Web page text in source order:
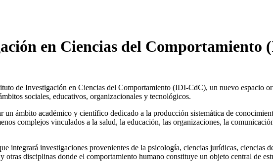
en Ciencias del Comportamiento
de Investigación en Ciencias del Comportamiento (IDI-CdC), un nuevo espacio
sociales, educativos, organizacionales y tecnológicos.
ámbito académico y científico dedicado a la producción sistemática de
complejos vinculados a la salud, la educación, las organizaciones, la
integrará investigaciones provenientes de la psicología, ciencias jurídicas, ciencias
disciplinas donde el comportamiento humano constituye un objeto central de